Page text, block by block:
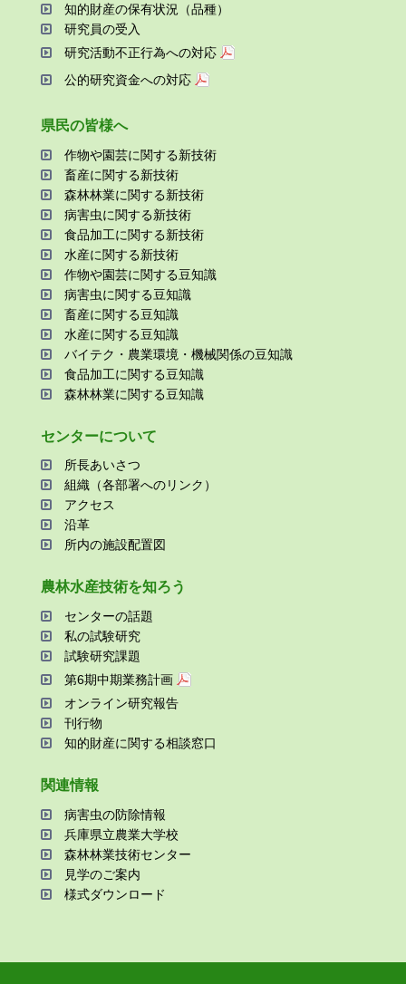
知的財産の保有状況（品種）
研究員の受⼊
研究活動不正⾏為への対応
公的研究資金への対応
県⺠の皆様へ
作物や園芸に関する新技術
畜産に関する新技術
森林林業に関する新技術
病害⾍に関する新技術
⾷品加⼯に関する新技術
⽔産に関する新技術
作物や園芸に関する⾖知識
病害⾍に関する⾖知識
畜産に関する⾖知識
⽔産に関する⾖知識
バイテク・農業環境・機械関係の⾖知識
⾷品加⼯に関する⾖知識
森林林業に関する⾖知識
センターについて
所⻑あいさつ
組織（各部署へのリンク）
アクセス
沿⾰
所内の施設配置図
農林⽔産技術を知ろう
センターの話題
私の試験研究
試験研究課題
第6期中期業務計画
オンライン研究報告
刊⾏物
知的財産に関する相談窓⼝
関連情報
病害⾍の防除情報
兵庫県⽴農業⼤学校
森林林業技術センター
⾒学のご案内
様式ダウンロード